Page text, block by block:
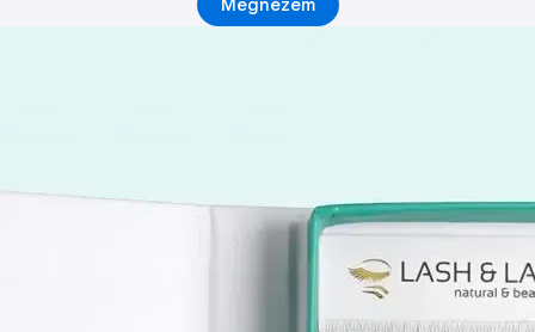
Megnézem